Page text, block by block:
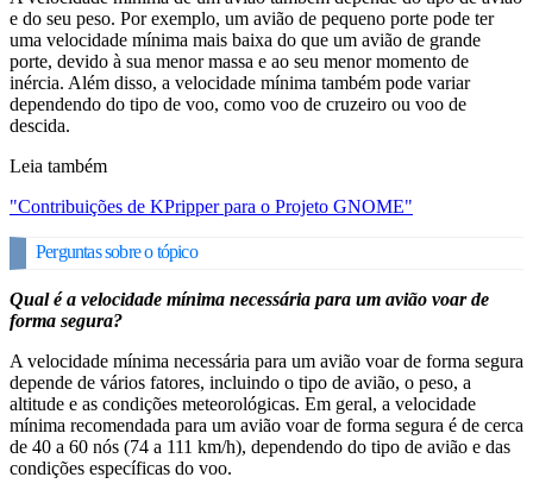
e do seu peso. Por exemplo, um avião de pequeno porte pode ter
uma velocidade mínima mais baixa do que um avião de grande
porte, devido à sua menor massa e ao seu menor momento de
inércia. Além disso, a velocidade mínima também pode variar
dependendo do tipo de voo, como voo de cruzeiro ou voo de
descida.
Leia também
"Contribuições de KPripper para o Projeto GNOME"
Perguntas sobre o tópico
Qual é a velocidade mínima necessária para um avião voar de
forma segura?
A velocidade mínima necessária para um avião voar de forma segura
depende de vários fatores, incluindo o tipo de avião, o peso, a
altitude e as condições meteorológicas. Em geral, a velocidade
mínima recomendada para um avião voar de forma segura é de cerca
de 40 a 60 nós (74 a 111 km/h), dependendo do tipo de avião e das
condições específicas do voo.